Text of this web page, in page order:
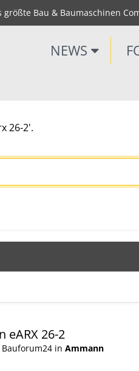
größte Bau & Baumaschinen
NEWS
26-2'.
eARX 26-2
in Ammann